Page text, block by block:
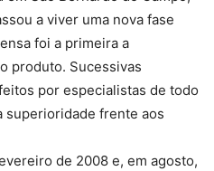
a viver uma nova fase
foi a primeira a
produto. Sucessivas
por especialistas de todo
superioridade frente aos
de 2008 e, em agosto,